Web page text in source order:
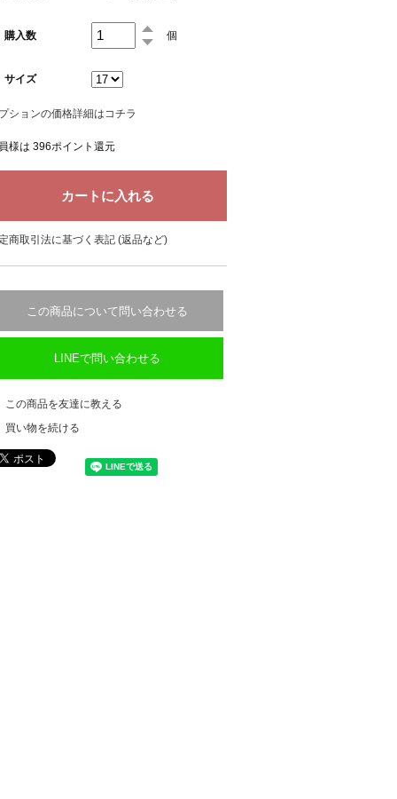
購入数 個
サイズ
ションの価格詳細はコチラ
様は 396ポイント還元
商取引法に基づく表記 (返品など)
この商品について問い合わせる
LINEで問い合わせる
この商品を友達に教える
買い物を続ける